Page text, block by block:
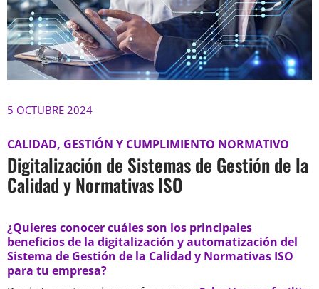
5 OCTUBRE 2024
CALIDAD, GESTIÓN Y CUMPLIMIENTO NORMATIVO
Digitalización de Sistemas de Gestión de la
Calidad y Normativas ISO
¿Quieres conocer cuáles son los principales
beneficios de la digitalización y automatización del
Sistema de Gestión de la Calidad y Normativas ISO
para tu empresa?